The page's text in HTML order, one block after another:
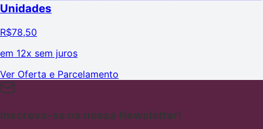
Unidades
R$78,50
em 12x sem juros
Ver Oferta e Parcelamento
Inscreva-se na nossa Newsletter!